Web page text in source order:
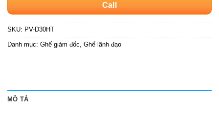
Call
SKU: PV-D30HT
Danh mục: Ghế giám đốc, Ghế lãnh đạo
MÔ TẢ